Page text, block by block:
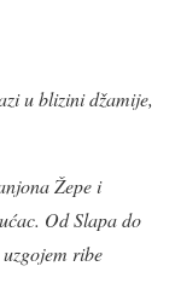
u blizini džamije,
Žepe i
Od Slapa do
ribe